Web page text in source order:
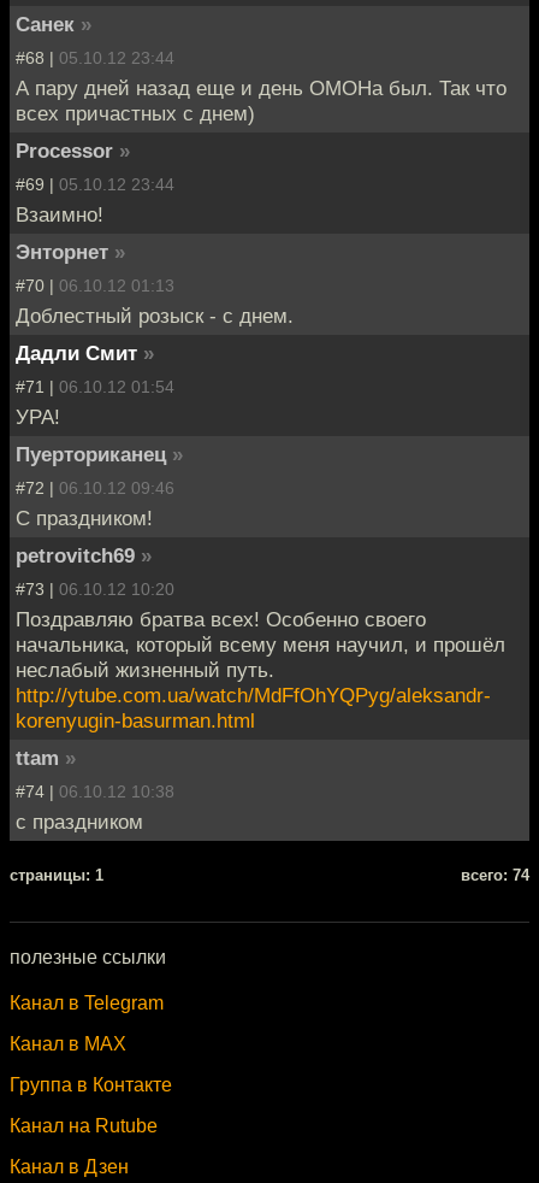
Санек »
#68 | 05.10.12 23:44
А пару дней назад еще и день ОМОНа был. Так что
всех причастных с днем)
Processor »
#69 | 05.10.12 23:44
Взаимно!
Энторнет »
#70 | 06.10.12 01:13
Доблестный розыск - с днем.
Дадли Смит »
#71 | 06.10.12 01:54
УРА!
Пуерториканец »
#72 | 06.10.12 09:46
С праздником!
petrovitch69 »
#73 | 06.10.12 10:20
Поздравляю братва всех! Особенно своего
начальника, который всему меня научил, и прошёл
неслабый жизненный путь.
http://ytube.com.ua/watch/MdFfOhYQPyg/aleksandr-
korenyugin-basurman.html
ttam »
#74 | 06.10.12 10:38
с праздником
cтраницы: 1 всего: 74
полезные ссылки
Канал в Telegram
Канал в MAX
Группа в Контакте
Канал на Rutube
Канал в Дзен